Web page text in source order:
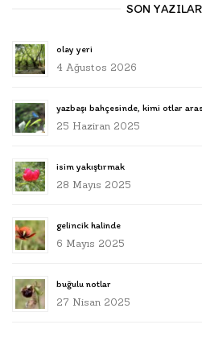
SON YAZILAR
olay yeri
4 Ağustos 2026
yazbaşı bahçesinde, kimi otlar
25 Haziran 2025
isim yakıştırmak
28 Mayıs 2025
gelincik halinde
6 Mayıs 2025
buğulu notlar
27 Nisan 2025